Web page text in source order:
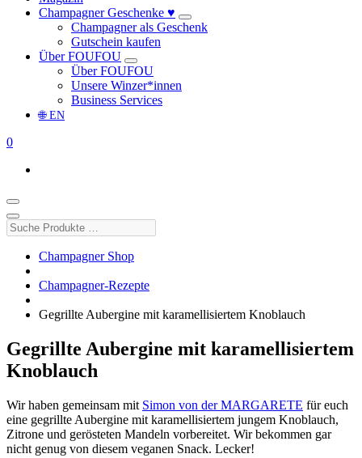
Champagner Geschenke ♥
Champagner als Geschenk
Gutschein kaufen
Über FOUFOU
Über FOUFOU
Unsere Winzer*innen
Business Services
🌐 EN
0
Suche
Produkte
Champagner Shop
Champagner-Rezepte
Gegrillte Aubergine mit karamellisiertem Knoblauch
Gegrillte Aubergine mit karamellisiertem
Knoblauch
Wir haben gemeinsam mit Simon von der MARGARETE für euch
eine gegrillte Aubergine mit karamellisiertem jungem Knoblauch,
Zitrone und gerösteten Mandeln vorbereitet. Wir bekommen gar
nicht genug von diesem veganen Snack. Lecker!